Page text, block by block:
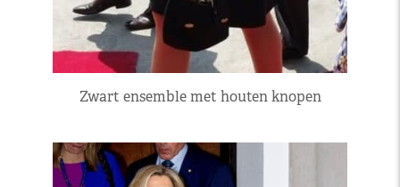
Zwart ensemble met houten knopen